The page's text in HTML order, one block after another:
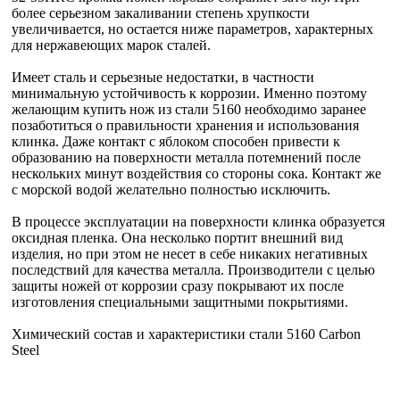
более серьезном закаливании степень хрупкости
увеличивается, но остается ниже параметров, характерных
для нержавеющих марок сталей.
Имеет сталь и серьезные недостатки, в частности
минимальную устойчивость к коррозии. Именно поэтому
желающим купить нож из стали 5160 необходимо заранее
позаботиться о правильности хранения и использования
клинка. Даже контакт с яблоком способен привести к
образованию на поверхности металла потемнений после
нескольких минут воздействия со стороны сока. Контакт же
с морской водой желательно полностью исключить.
В процессе эксплуатации на поверхности клинка образуется
оксидная пленка. Она несколько портит внешний вид
изделия, но при этом не несет в себе никаких негативных
последствий для качества металла. Производители с целью
защиты ножей от коррозии сразу покрывают их после
изготовления специальными защитными покрытиями.
Химический состав и характеристики стали 5160 Carbon
Steel